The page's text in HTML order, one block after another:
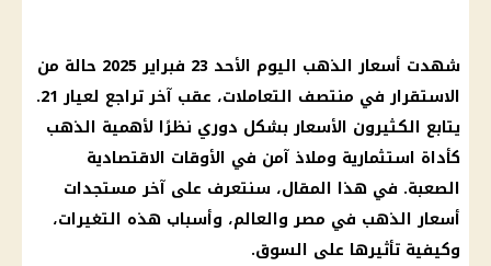
شهدت أسعار الذهب اليوم الأحد 23 فبراير 2025
حالة من
الاستقرار في منتصف التعاملات، عقب آخر تراجع لعيار 21.
يتابع الكثيرون الأسعاربشكل دوري نظرًا لأهمية الذهب
كأداة استثمارية وملاذ آمن في الأوقات الاقتصادية
الصعبة. في هذا المقال، سنتعرف على آخر مستجدات
أسعار الذهب في مصروالعالم، وأسباب هذه التغيرات،
وكيفية تأثيرها على السوق.